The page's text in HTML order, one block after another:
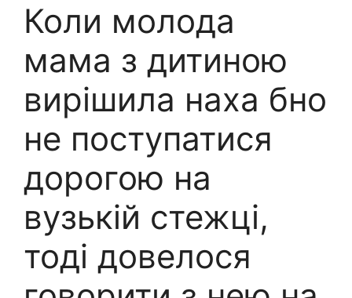
Коли молода
мама з дитиною
вирішила наха бно
не поступатися
дорогою на
вузькій стежці,
тоді довелося